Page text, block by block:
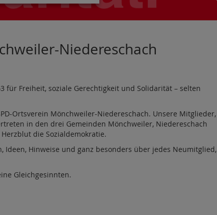
Niedereschach
für Freiheit, soziale Gerechtigkeit und Solidarität – selten
Ortsverein Mönchweiler-Niedereschach. Unsere Mitglieder,
in den drei Gemeinden Mönchweiler, Niedereschach
die Sozialdemokratie.
Hinweise und ganz besonders über jedes Neumitglied,
Gleichgesinnten.